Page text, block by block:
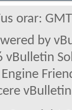
orar:
by
Engine